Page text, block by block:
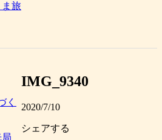
旅
IMG_9340
2020/7/10
シェアする
く